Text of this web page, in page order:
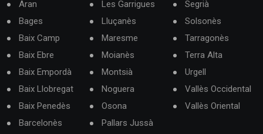
Aran
Bages
Baix Camp
Baix Ebre
Baix Empordà
Baix Llobregat
Baix Penedès
Barcelonès
Les Garrigues
Lluçanès
Maresme
Moianès
Montsià
Noguera
Osona
Pallars Jussà
Segrià
Solsonès
Tarragonès
Terra Alta
Urgell
Vallès Occidental
Vallès Oriental